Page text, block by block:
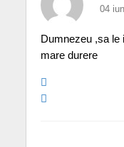
04
Dumnezeu ,sa le
mare durere